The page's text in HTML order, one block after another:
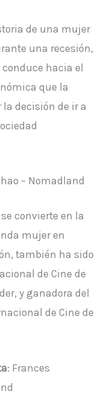
de una mujer
una recesión,
hacia el
que la
decisión de ir a
– Nomadland
convierte en la
mujer en
también ha sido
de Cine de
y ganadora del
de Cine de
: Frances